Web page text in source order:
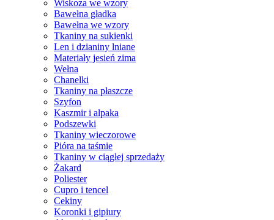
Wiskoza we wzory
Bawełna gładka
Bawełna we wzory
Tkaniny na sukienki
Len i dzianiny lniane
Materiały jesień zima
Wełna
Chanelki
Tkaniny na płaszcze
Szyfon
Kaszmir i alpaka
Podszewki
Tkaniny wieczorowe
Pióra na taśmie
Tkaniny w ciągłej sprzedaży
Żakard
Poliester
Cupro i tencel
Cekiny
Koronki i gipiury